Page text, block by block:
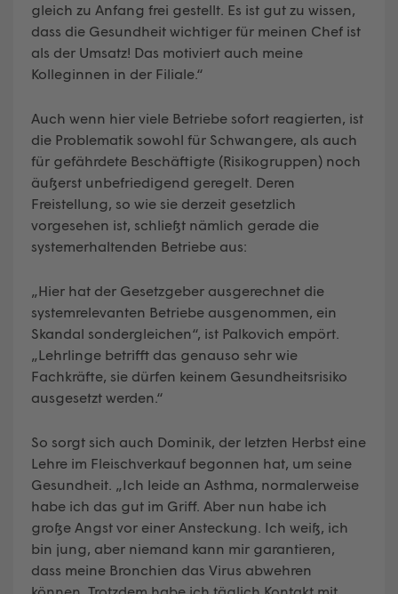
gleich zu Anfang frei gestellt. Es ist gut zu wissen,
dass die Gesundheit wichtiger für meinen Chef ist
als der Umsatz! Das motiviert auch meine
Kolleginnen in der Filiale.“
Auch wenn hier viele Betriebe sofort reagierten, ist
die Problematik sowohl für Schwangere, als auch
für gefährdete Beschäftigte (Risikogruppen) noch
äußerst unbefriedigend geregelt. Deren
Freistellung, so wie sie derzeit gesetzlich
vorgesehen ist, schließt nämlich gerade die
systemerhaltenden Betriebe aus:
„Hier hat der Gesetzgeber ausgerechnet die
systemrelevanten Betriebe ausgenommen, ein
Skandal sondergleichen“, ist Palkovich empört.
„Lehrlinge betrifft das genauso sehr wie
Fachkräfte, sie dürfen keinem Gesundheitsrisiko
ausgesetzt werden.“
So sorgt sich auch Dominik, der letzten Herbst eine
Lehre im Fleischverkauf begonnen hat, um seine
Gesundheit. „Ich leide an Asthma, normalerweise
habe ich das gut im Griff. Aber nun habe ich
große Angst vor einer Ansteckung. Ich weiß, ich
bin jung, aber niemand kann mir garantieren,
dass meine Bronchien das Virus abwehren